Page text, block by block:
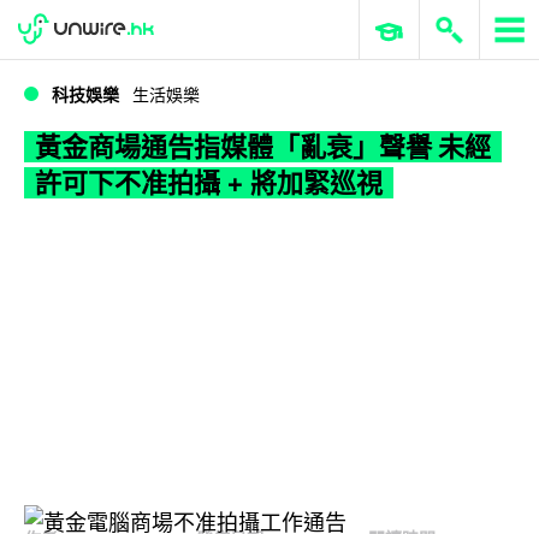
WWDC 2026 ERP 與商業 AI
科技娛樂 生活娛樂
黃金商場通告指媒體「亂衰」聲譽 未經
許可下不准拍攝 + 將加緊巡視